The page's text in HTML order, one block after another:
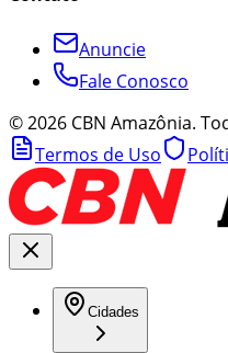
Anuncie
Fale Conosco
©2026 CBN Amazônia.
Termos de Uso
Cidades